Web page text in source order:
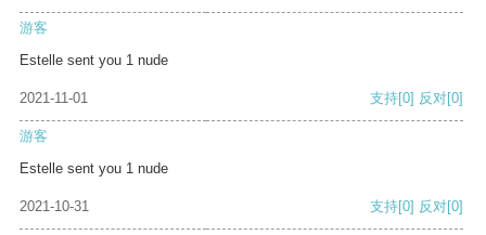
游客
Estelle sent you 1 nude
2021-11-01 支持[0] 反对[0]
游客
Estelle sent you 1 nude
2021-10-31 支持[0] 反对[0]